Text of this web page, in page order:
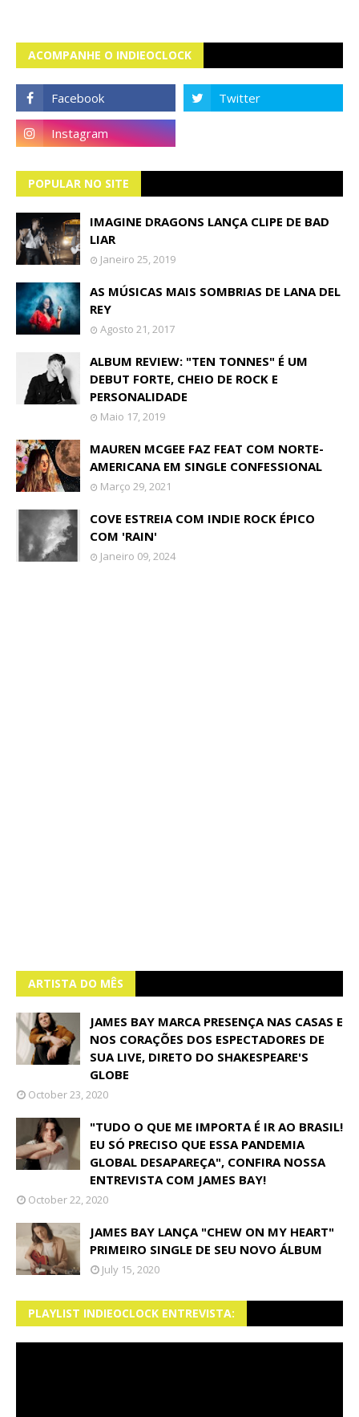
ACOMPANHE O INDIEOCLOCK
POPULAR NO SITE
IMAGINE DRAGONS LANÇA CLIPE DE BAD
LIAR
Janeiro 25, 2019
AS MÚSICAS MAIS SOMBRIAS DE LANA DEL
REY
Agosto 21, 2017
ALBUM REVIEW: "TEN TONNES" É UM
DEBUT FORTE, CHEIO DE ROCK E
PERSONALIDADE
Maio 17, 2019
MAUREN MCGEE FAZ FEAT COM NORTE-
AMERICANA EM SINGLE CONFESSIONAL
Março 29, 2021
COVE ESTREIA COM INDIE ROCK ÉPICO
COM 'RAIN'
Janeiro 09, 2024
ARTISTA DO MÊS
JAMES BAY MARCA PRESENÇA NAS CASAS E
NOS CORAÇÕES DOS ESPECTADORES DE
SUA LIVE, DIRETO DO SHAKESPEARE'S
GLOBE
October 23, 2020
"TUDO O QUE ME IMPORTA É IR AO BRASIL!
EU SÓ PRECISO QUE ESSA PANDEMIA
GLOBAL DESAPAREÇA", CONFIRA NOSSA
ENTREVISTA COM JAMES BAY!
October 22, 2020
JAMES BAY LANÇA "CHEW ON MY HEART"
PRIMEIRO SINGLE DE SEU NOVO ÁLBUM
July 15, 2020
PLAYLIST INDIEOCLOCK ENTREVISTA: